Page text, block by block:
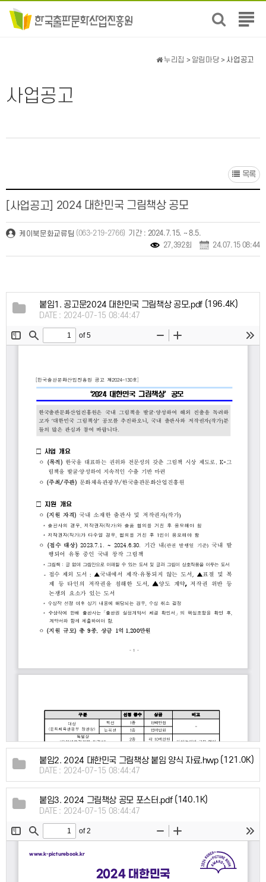
전
뉴
사업공고
누리집 > 알림마당 > 사업공고
목록
[사업공고] 2024 대한민국 그림책상 공모
케이북문화교류팀 (063-219-2766) 기간 : 2024.7.15. ~ 8.5.
27,392회
24.07.15 08:44
붙임1. 공고문2024 대한민국 그림책상 공모.pdf(196.4K)
DATE : 2024-07-15 08:44:47
붙임2. 2024 대한민국 그림책상 붙임 양식 자료.hwp(121.0K)
DATE : 2024-07-15 08:44:47
붙임3. 2024 그림책상 공모 포스터.pdf(140.1K)
DATE : 2024-07-15 08:44:47